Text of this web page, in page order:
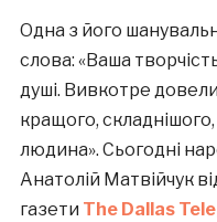
Одна з його
слова: «Ваша
душі. Вивкотре
кращого, складнішого,
людина». Сьогодні
Анатолій Матвійчук
газети The Dallas